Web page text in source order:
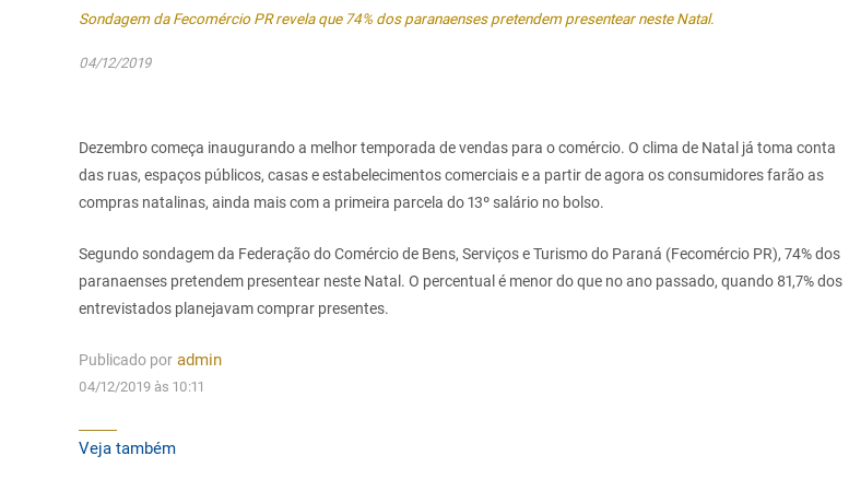
Sondagem da Fecomércio PR revela que 74% dos paranaenses pretendem presentear neste Natal.
04/12/2019
Dezembro começa inaugurando a melhor temporada de vendas para o comércio. O clima de Natal já toma conta
das ruas, espaços públicos, casas e estabelecimentos comerciais e a partir de agora os consumidores farão as
compras natalinas, ainda mais com a primeira parcela do 13º salário no bolso.
Segundo sondagem da Federação do Comércio de Bens, Serviços e Turismo do Paraná (Fecomércio PR), 74% dos
paranaenses pretendem presentear neste Natal. O percentual é menor do que no ano passado, quando 81,7% dos
entrevistados planejavam comprar presentes.
Publicado por admin
04/12/2019 às 10:11
Veja também